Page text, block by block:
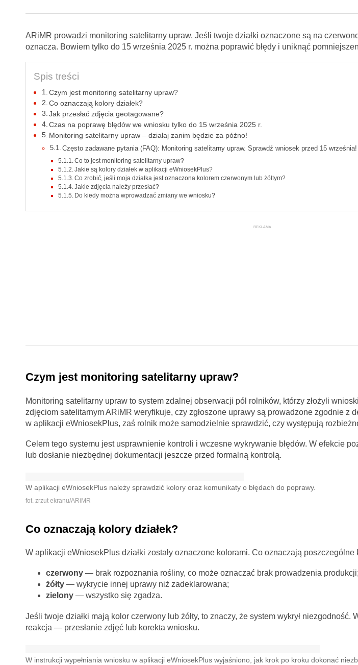
ARiMR prowadzi monitoring satelitarny upraw. Jeśli twoje działki oznaczone są na
oznacza. Bowiem tylko do 15 września 2025 r. można poprawić błędy i uniknąć
Spis treści
Czym jest monitoring satelitarny upraw?
Co oznaczają kolory działek?
Jak przesłać zdjęcia geotagowane?
Czas na poprawę błędów we wniosku tylko do 15 września 2025 r.
Monitoring satelitarny upraw – działaj zanim będzie za późno!
Często zadawane pytania (FAQ): Monitoring satelitarny upraw. Sprawdź wniosek przed 15 września!
Co to jest monitoring satelitarny upraw?
Jakie są kolory działek w aplikacji eWniosekPlus?
Co zrobić, jeśli moja działka jest oznaczona kolorem czerwonym lub żółtym?
Jakie zdjęcia należy przesłać?
Do kiedy można wprowadzać zmiany we wniosku?
REKLAMA
Czym jest monitoring satelitarny upraw?
Monitoring satelitarny upraw to system zdalnej obserwacji pól rolników, którzy złożyli
zdjęciom satelitarnym ARiMR weryfikuje, czy zgłoszone uprawy są prowadzone zgodnie z
w aplikacji eWniosekPlus, zaś rolnik może samodzielnie sprawdzić, czy występują
Celem tego systemu jest usprawnienie kontroli i wczesne wykrywanie błędów. W efekcie
lub dosłanie niezbędnej dokumentacji jeszcze przed formalną kontrolą.
W aplikacji eWniosekPlus należy sprawdzić kolory oraz komunikaty o błędach do poprawy.
fot. zrzut ekranu/ARiMR
Co oznaczają kolory działek?
W aplikacji eWniosekPlus działki zostały oznaczone kolorami. Co oznaczają poszczególne
czerwony— brak rozpoznania rośliny, co może oznaczać brak prowadzenia produkcji;
żółty— wykrycie innej uprawy niż zadeklarowana;
zielony— wszystko się zgadza.
Jeśli twoje działki mają kolor czerwony lub żółty, to znaczy, że system wykrył niezgodność.
reakcja — przesłanie zdjęć lub korekta wniosku.
W instrukcji wypełniania wniosku w aplikacji eWniosekPlus wyjaśniono, jak krok po kroku dokonać